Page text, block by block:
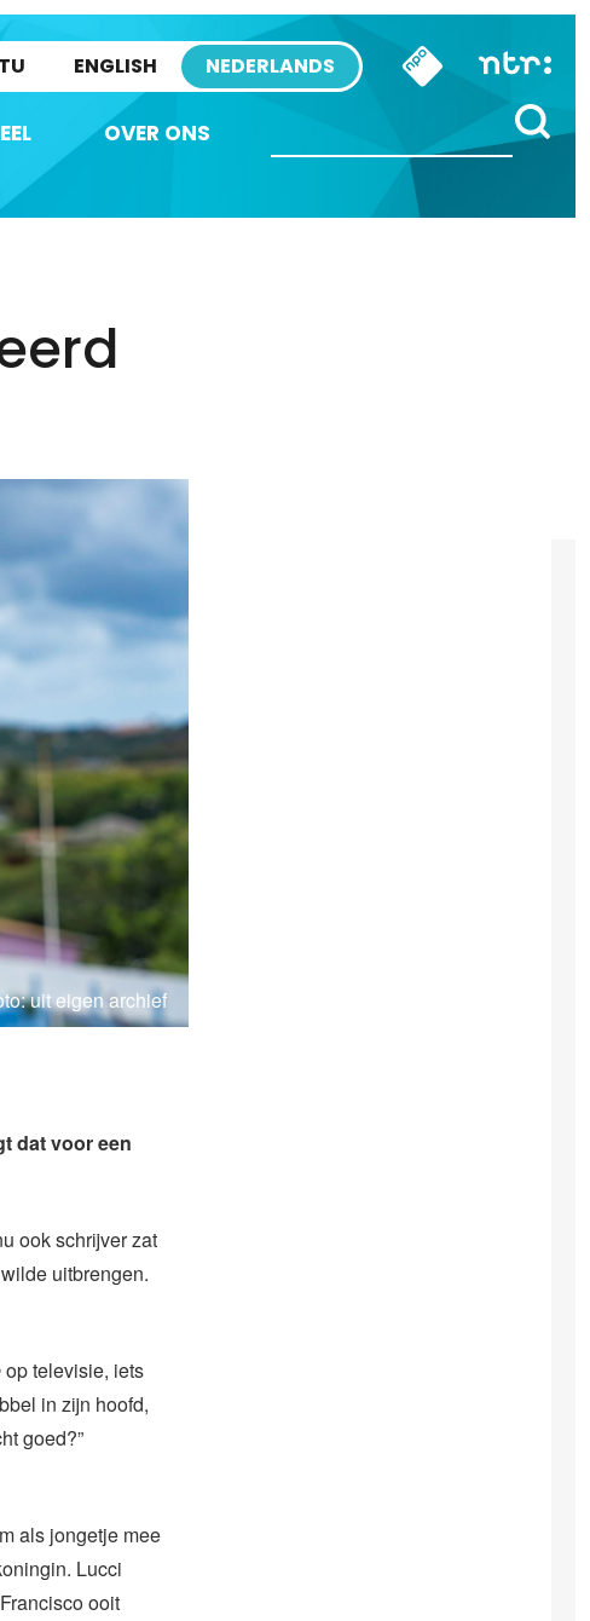
ENGLISH NEDERLANDS
OVER ONS
uit eigen archief
dat voor een
ook schrijver zat
uitbrengen.
op televisie, iets
in zijn hoofd,
goed?”
als jongetje mee
Lucci
ooit